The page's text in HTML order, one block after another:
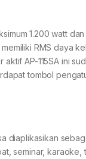
1.200 watt
RMS daya
AP-115SA ini
tombol
diaplikasikan
seminar, karaoke,